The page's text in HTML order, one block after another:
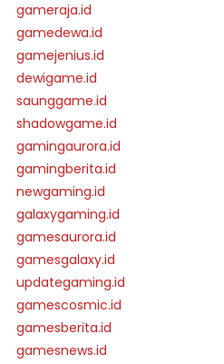
gameraja.id
gamedewa.id
gamejenius.id
dewigame.id
saunggame.id
shadowgame.id
gamingaurora.id
gamingberita.id
newgaming.id
galaxygaming.id
gamesaurora.id
gamesgalaxy.id
updategaming.id
gamescosmic.id
gamesberita.id
gamesnews.id